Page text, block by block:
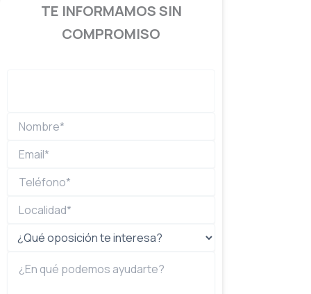
TE INFORMAMOS SIN
COMPROMISO